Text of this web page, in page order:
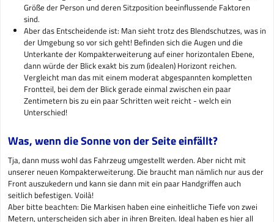
Größe der Person und deren Sitzposition beeinflussende Faktoren
sind.
Aber das Entscheidende ist: Man sieht trotz des Blendschutzes, was in
der Umgebung so vor sich geht! Befinden sich die Augen und die
Unterkante der Kompakterweiterung auf einer horizontalen Ebene,
dann würde der Blick exakt bis zum (idealen) Horizont reichen.
Vergleicht man das mit einem moderat abgespannten kompletten
Frontteil, bei dem der Blick gerade einmal zwischen ein paar
Zentimetern bis zu ein paar Schritten weit reicht - welch ein
Unterschied!
Was, wenn die Sonne von der Seite einfällt?
Tja, dann muss wohl das Fahrzeug umgestellt werden. Aber nicht mit
unserer neuen Kompakterweiterung. Die braucht man nämlich nur aus der
Front auszukedern und kann sie dann mit ein paar Handgriffen auch
seitlich befestigen. Voilà!
Aber bitte beachten: Die Markisen haben eine einheitliche Tiefe von zwei
Metern, unterscheiden sich aber in ihren Breiten. Ideal haben es hier all